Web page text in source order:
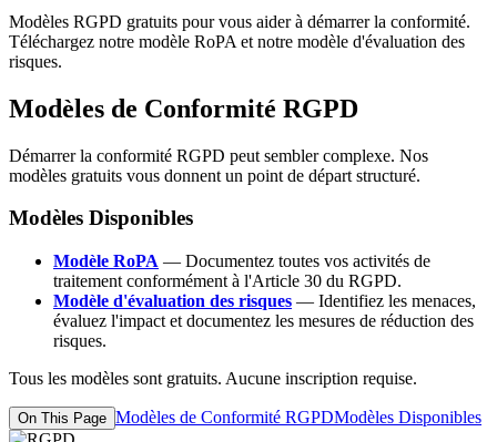
Modèles RGPD gratuits pour vous aider à démarrer la conformité.
Téléchargez notre modèle RoPA et notre modèle d'évaluation des
risques.
Modèles de Conformité RGPD
Démarrer la conformité RGPD peut sembler complexe. Nos
modèles gratuits vous donnent un point de départ structuré.
Modèles Disponibles
Modèle RoPA — Documentez toutes vos activités de
traitement conformément à l'Article 30 du RGPD.
Modèle d'évaluation des risques — Identifiez les menaces,
évaluez l'impact et documentez les mesures de réduction des
risques.
Tous les modèles sont gratuits. Aucune inscription requise.
On This Page Modèles de Conformité RGPDModèles Disponibles